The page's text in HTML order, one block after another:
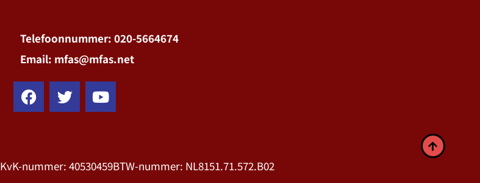
Telefoonnummer: 020-5664674
Email: mfas@mfas.net
KvK-nummer: 40530459BTW-nummer: NL8151.71.572.B02